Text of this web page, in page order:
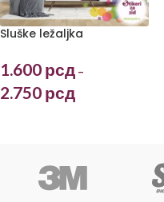
Sluške ležaljka
1.600 рсд –
2.750 рсд